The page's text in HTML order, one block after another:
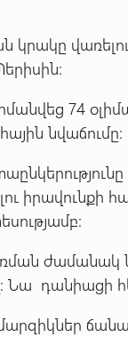
կրակը
74
նվաճումը։
իրավունքի
դանիացի